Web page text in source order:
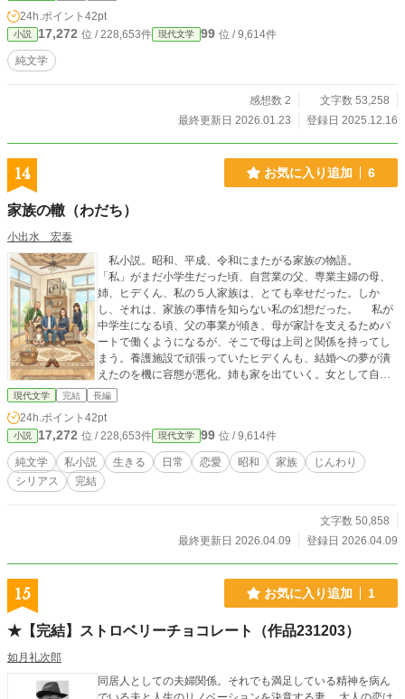
24h.ポイント 42pt
小説 17,272 位 / 228,653件 現代文学 99 位 / 9,614件
純文学
感想数 2
文字数 53,258
最終更新日 2026.01.23
登録日 2025.12.16
14 お気に入り追加 6
家族の轍（わだち）
小出水 宏泰
私小説。昭和、平成、令和にまたがる家族の物語。
「私」がまだ小学生だった頃、自営業の父、専業主婦の母、
姉、ヒデくん、私の５人家族は、とても幸せだった。しか
し、それは、家族の事情を知らない私の幻想だった。 私が
中学生になる頃、父の事業が傾き、母が家計を支えるためパ
ートで働くようになるが、そこで母は上司と関係を持ってし
まう。養護施設で頑張っていたヒデくんも、結婚への夢が潰
えたのを機に容態が悪化。姉も家を出ていく。女として自身
の魅力に目覚めた母は、かつて自分を苦しめた夫への復讐心
まった母の姿に戸惑い、苦しみ、同性愛に走りそうになる
が、初めての恋人である美由紀の存在に救われ、段々と自身
の生き方を確立していく。 やがて時が過ぎ、家族の形も変
わっていく。老いとともに変わり果てていく両親…その後、
父が亡くなり、私と母は、関係を修復し、濃密な時間を過ご
現代文学 完結 長編
24h.ポイント 42pt
小説 17,272 位 / 228,653件 現代文学 99 位 / 9,614件
純文学 私小説 生きる 日常 恋愛 昭和 家族
じんわり
シリアス
完結
文字数 50,858
最終更新日 2026.04.09
登録日 2026.04.09
15 お気に入り追加 1
★【完結】ストロベリーチョコレート（作品231203）
如月礼次郎
同居人としての夫婦関係。それでも満足している精神を病ん